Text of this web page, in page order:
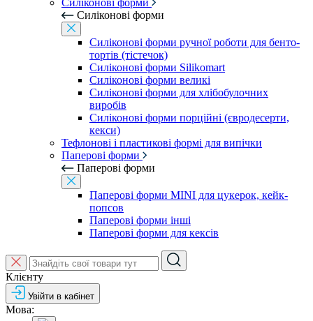
Силіконові форми
Силіконові форми
Силіконові форми ручної роботи для бенто-
тортів (тістечок)
Силіконові форми Silikomart
Силіконові форми великі
Силіконові форми для хлібобулочних
виробів
Силіконові форми порційні (євродесерти,
кекси)
Тефлонові і пластикові формі для випічки
Паперові форми
Паперові форми
Паперові форми MINI для цукерок, кейк-
попсов
Паперові форми інші
Паперові форми для кексів
Клієнту
Увійти в кабінет
Мова: